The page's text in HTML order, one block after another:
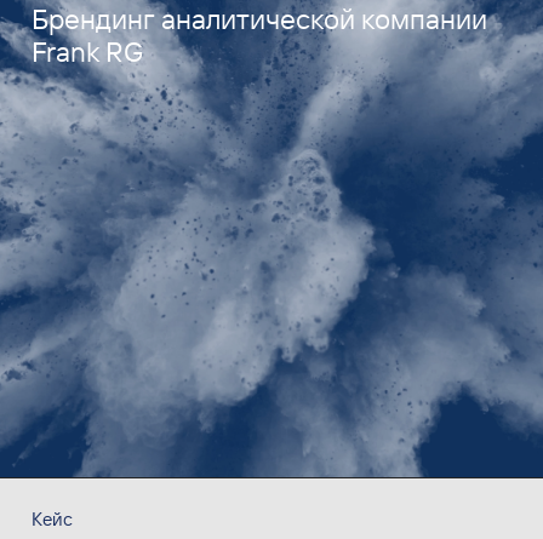
Брендинг аналитической компании
Frank RG
Кейс